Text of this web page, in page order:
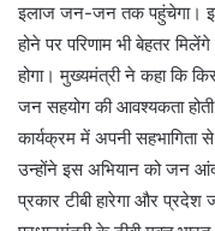
इलाज जन-जन तक पहुंचेगा।
होने पर परिणाम भी बेहतर
होगा। मुख्यमंत्री ने कहा कि
जन सहयोग की आवश्यकता
कार्यक्रम में अपनी सहभागिता
उन्होंने इस अभियान को जन
प्रकार टीबी हारेगा और प्रदेश